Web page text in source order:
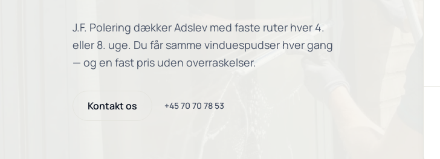
J.F. Polering dækker Adslev med faste ruter hver 4.
eller 8. uge. Du får samme vinduespudser hver gang
— og en fast pris uden overraskelser.
Kontakt os +45 70 70 78 53